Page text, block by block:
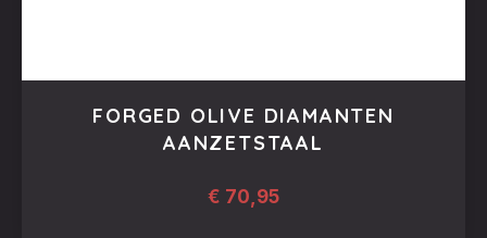
FORGED OLIVE DIAMANTEN
AANZETSTAAL
€ 70,95